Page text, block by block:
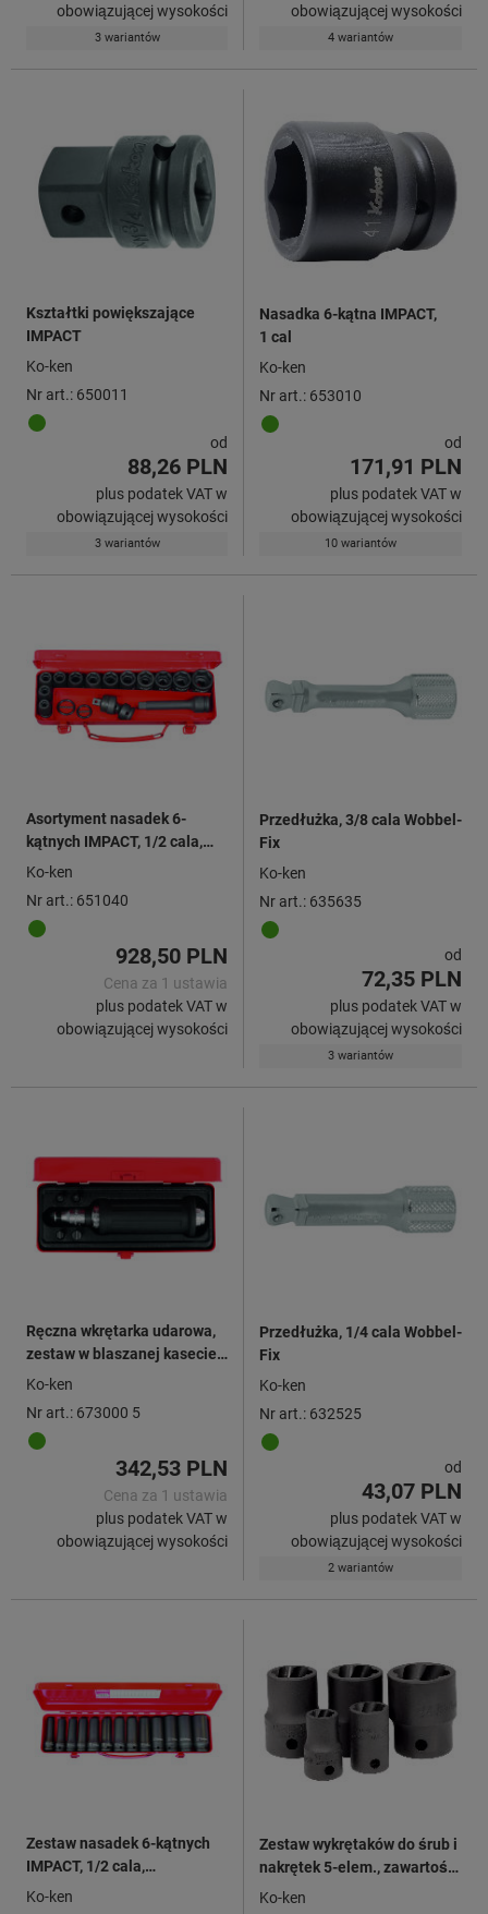
obowiązującej wysokości
3 wariantów
obowiązującej wysokości
4 wariantów
Kształtki powiększające
IMPACT
Ko-ken
Nr art.: 650011
od
88,26 PLN
plus podatek VAT w
obowiązującej wysokości
3 wariantów
Nasadka 6-kątna IMPACT,
1 cal
Ko-ken
Nr art.: 653010
od
171,91 PLN
plus podatek VAT w
obowiązującej wysokości
10 wariantów
Asortyment nasadek 6-
kątnych IMPACT, 1/2 cala,
18 elementów
Ko-ken
Nr art.: 651040
928,50 PLN
Cena za 1 ustawia
plus podatek VAT w
obowiązującej wysokości
Przedłużka, 3/8 cala Wobbel-
Fix
Ko-ken
Nr art.: 635635
od
72,35 PLN
plus podatek VAT w
obowiązującej wysokości
3 wariantów
Ręczna wkrętarka udarowa,
zestaw w blaszanej kasecie,
zawartość zestawu: 5
Ko-ken
Nr art.: 673000 5
342,53 PLN
Cena za 1 ustawia
plus podatek VAT w
obowiązującej wysokości
Przedłużka, 1/4 cala Wobbel-
Fix
Ko-ken
Nr art.: 632525
od
43,07 PLN
plus podatek VAT w
obowiązującej wysokości
2 wariantów
Zestaw nasadek 6-kątnych
IMPACT, 1/2 cala,
13 elementów długie
Ko-ken
Zestaw wykrętaków do śrub i
nakrętek 5-elem., zawartość
zestawu: 5
Ko-ken